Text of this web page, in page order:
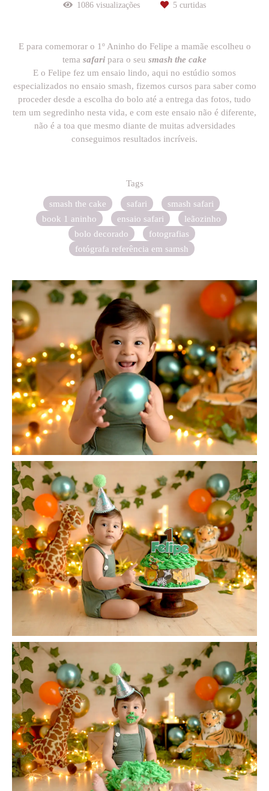
1086 visualizações 5 curtidas
E para comemorar o 1º Aninho do Felipe a mamãe escolheu o
tema safari para o seu smash the cake
E o Felipe fez um ensaio lindo, aqui no estúdio somos
especializados no ensaio smash, fizemos cursos para saber como
proceder desde a escolha do bolo até a entrega das fotos, tudo
tem um segredinho nesta vida, e com este ensaio não é diferente,
não é a toa que mesmo diante de muitas adversidades
conseguimos resultados incríveis.
Tags
smash the cake
safari
smash safari
book 1 aninho
ensaio safari
leãozinho
bolo decorado
fotografias
fotógrafa referência em samsh